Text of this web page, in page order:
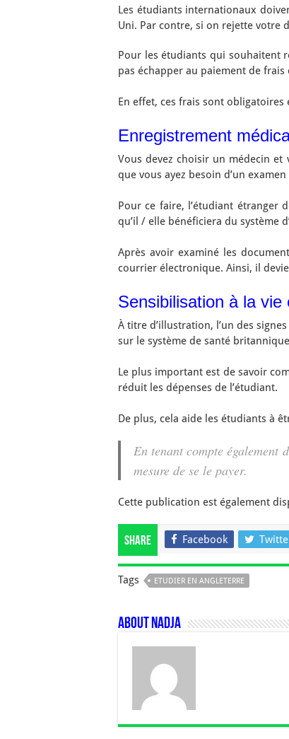
Les étudiants internationaux
Uni. Par contre, si on rejette votre
Pour les étudiants qui souhaitent
pas échapper au paiement de frais
En effet, ces frais sont
Enregistrement
Vous devez choisir un médecin et
que vous ayez besoin d’un
Pour ce faire, l’étudiant étranger
qu’il / elle bénéficiera du système
Après avoir examiné les
courrier électronique. Ainsi, il
Sensibilisation à la
À titre d’illustration, l’un des
sur le système de santé
Le plus important est de savoir
réduit les dépenses de l’étudiant.
De plus, cela aide les étudiants à
En tenant compte également
mesure de se le payer.
Cette publication est également
Share Facebook
Tags ETUDIER EN ANGLETERRE
About Nadja